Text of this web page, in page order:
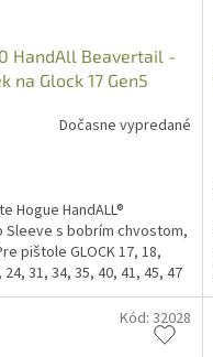
HandAll Beavertail -
na Glock 17 Gen5
Dočasne vypredané
Hogue HandALL®
Sleeve s bobrím chvostom,
pištole GLOCK 17, 18,
24, 31, 34, 35, 40, 41, 45, 47
Kód: 32028